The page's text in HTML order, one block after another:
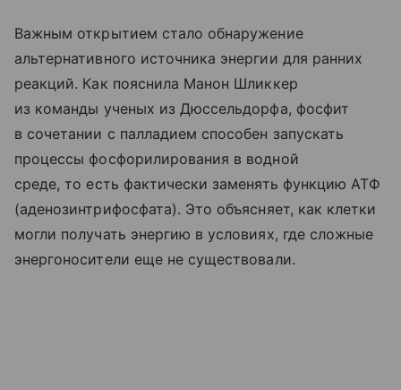
Важным открытием стало обнаружение
альтернативного источника энергии для ранних
реакций. Как пояснила Манон Шликкер
из команды ученых из Дюссельдорфа, фосфит
в сочетании с палладием способен запускать
процессы фосфорилирования в водной
среде, то есть фактически заменять функцию АТФ
(аденозинтрифосфата). Это объясняет, как клетки
могли получать энергию в условиях, где сложные
энергоносители еще не существовали.